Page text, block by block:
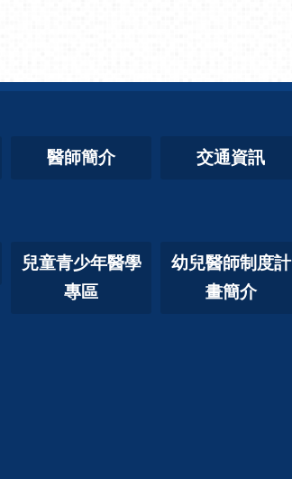
醫師簡介 交通資訊
兒童青少年醫學
專區
幼兒醫師制度計
畫簡介